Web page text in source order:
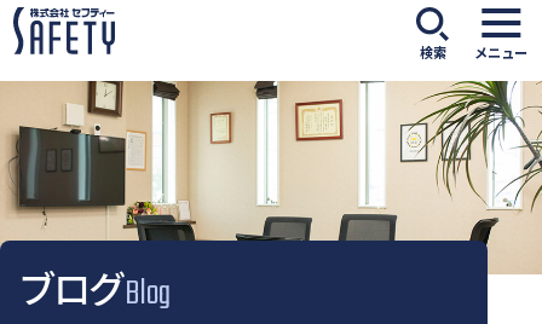
検索 メニュー
ブログBlog